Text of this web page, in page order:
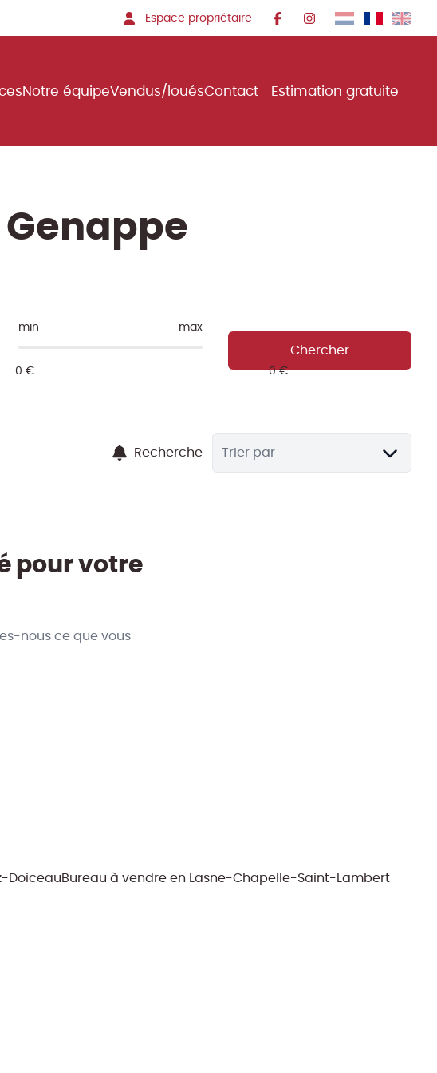
Espace propriétaire
Notre équipeVendus/louésContact Estimation gratuite
min max
Chercher
Recherche Trier par
pour votre
nous ce que vous
DoiceauBureau à vendre en Lasne-Chapelle-Saint-Lambert